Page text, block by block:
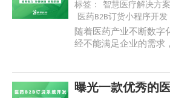
标签： 智慧医疗解决方案
医药B2B订货小程序开发
随着医药产业不断数字
经不能满足企业的需求